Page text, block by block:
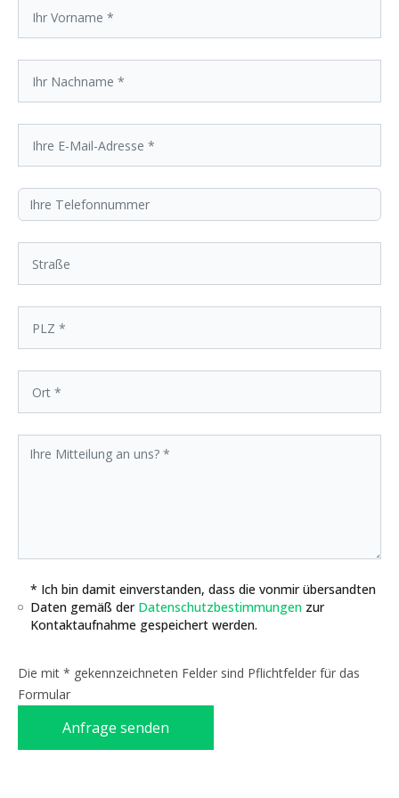
* Ich bin damit einverstanden, dass die vonmir übersandten
Daten gemäß der Datenschutzbestimmungen zur
Kontaktaufnahme gespeichert werden.
Die mit * gekennzeichneten Felder sind Pflichtfelder für das
Formular
Anfrage senden